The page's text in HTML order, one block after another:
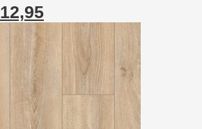
cijena
€14,56.
12,95Trenutna
cijena
€12,95.